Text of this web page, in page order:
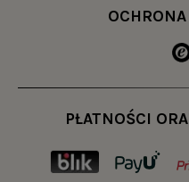
PŁATNOŚCI